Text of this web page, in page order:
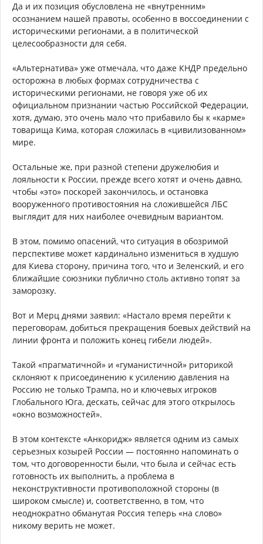
Да и их позиция обусловлена не «внутренним»
осознанием нашей правоты, особенно в воссоединении с
историческими регионами, а в политической
целесообразности для себя.
«Альтернатива» уже отмечала, что даже КНДР предельно
осторожна в любых формах сотрудничества с
историческими регионами, не говоря уже об их
официальном признании частью Российской Федерации,
хотя, думаю, это очень мало что прибавило бы к «карме»
товарища Кима, которая сложилась в «цивилизованном»
мире.
Остальные же, при разной степени дружелюбия и
лояльности к России, прежде всего хотят и очень давно,
чтобы «это» поскорей закончилось, и остановка
вооруженного противостояния на сложившейся ЛБС
выглядит для них наиболее очевидным вариантом.
В этом, помимо опасений, что ситуация в обозримой
перспективе может кардинально измениться в худшую
для Киева сторону, причина того, что и Зеленский, и его
ближайшие союзники публично столь активно топят за
заморозку.
Вот и Мерц днями заявил: «Настало время перейти к
переговорам, добиться прекращения боевых действий на
линии фронта и положить конец гибели людей».
Такой «прагматичной» и «гуманистичной» риторикой
склоняют к присоединению к усилению давления на
Россию не только Трампа, но и ключевых игроков
Глобального Юга, дескать, сейчас для этого открылось
«окно возможностей».
В этом контексте «Анкоридж» является одним из самых
серьезных козырей России — постоянно напоминать о
том, что договоренности были, что была и сейчас есть
готовность их выполнить, а проблема в
неконструктивности противоположной стороны (в
широком смысле) и, соответственно, в том, что
неоднократно обманутая Россия теперь «на слово»
никому верить не может.